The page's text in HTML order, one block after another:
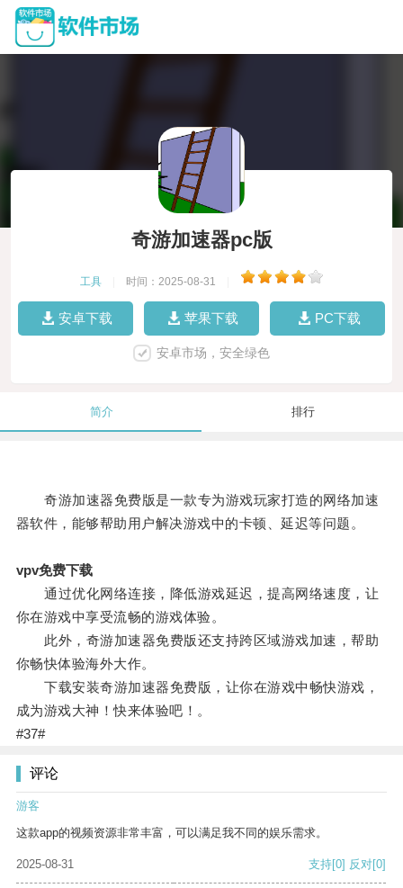
奇游加速器pc版
工具 时间：2025-08-31
安卓下载 苹果下载 PC下载
安卓市场，安全绿色
简介 排行
奇游加速器免费版是一款专为游戏玩家打造的网络加速
器软件，能够帮助用户解决游戏中的卡顿、延迟等问题。
vpv免费下载
通过优化网络连接，降低游戏延迟，提高网络速度，让
你在游戏中享受流畅的游戏体验。
此外，奇游加速器免费版还支持跨区域游戏加速，帮助
你畅快体验海外大作。
下载安装奇游加速器免费版，让你在游戏中畅快游戏，
成为游戏大神！快来体验吧！。
#37#
评论
游客
这款app的视频资源非常丰富，可以满足我不同的娱乐需求。
2025-08-31 支持[0] 反对[0]